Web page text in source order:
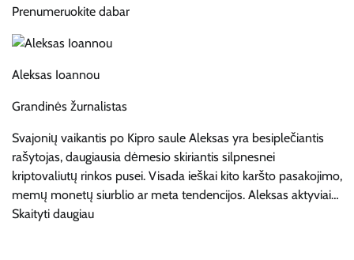
Prenumeruokite dabar
Aleksas Ioannou
Grandinės žurnalistas
Svajonių vaikantis po Kipro saule Aleksas yra besiplečiantis
rašytojas, daugiausia dėmesio skiriantis silpnesnei
kriptovaliutų rinkos pusei. Visada ieškai kito karšto pasakojimo,
memų monetų siurblio ar meta tendencijos. Aleksas aktyviai…
Skaityti daugiau